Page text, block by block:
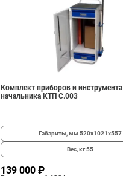
Комплект приборов и инструмента
начальника КТП C.003
Габариты, мм 520х1021х557
Вес, кг55
139 000 ₽